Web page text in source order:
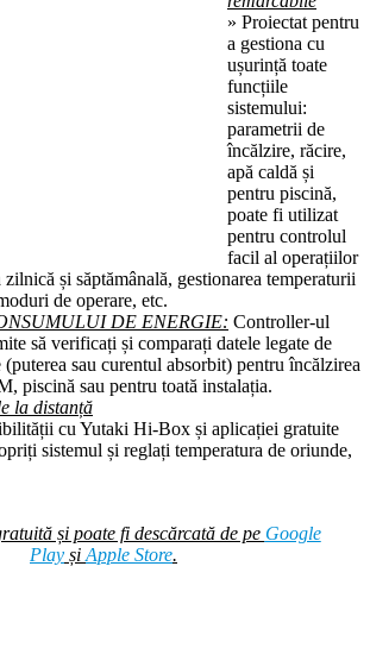
» Proiectat pentru
a gestiona cu
ușurință toate
funcțiile
sistemului:
parametrii de
încălzire, răcire,
apă caldă și
pentru piscină,
poate fi utilizat
pentru controlul
facil al operațiilor
și săptămânală, gestionarea temperaturii
de operare, etc.
DE ENERGIE: Controller-ul
să verificați și comparați datele legate de
sau curentul absorbit) pentru încălzirea
piscină sau pentru toată instalația.
la distanță
cu Yutaki Hi-Box și aplicației gratuite
sistemul și reglați temperatura de oriunde,
și poate fi descărcată de pe Google
Play și Apple Store.